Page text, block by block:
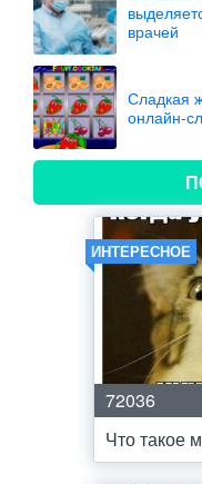
врачей
Сладкая
онлайн-
ИНТЕРЕСНОЕ
72036
Что такое